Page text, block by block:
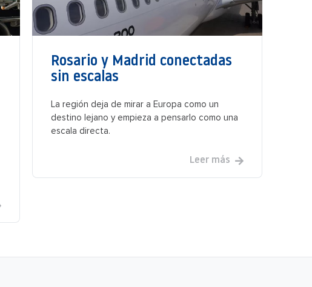
Rosario y Madrid conectadas
sin escalas
La región deja de mirar a Europa como un
destino lejano y empieza a pensarlo como una
escala directa.
Leer más